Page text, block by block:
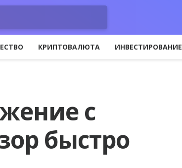
КРИПТОВАЛЮТА ИНВЕСТИРОВАНИЕ
с
быстро